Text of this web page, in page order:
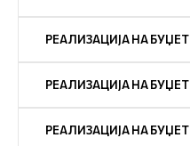
РЕАЛИЗАЦИЈА НА
РЕАЛИЗАЦИЈА НА
РЕАЛИЗАЦИЈА НА